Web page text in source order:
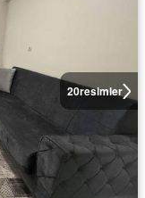
20resimler